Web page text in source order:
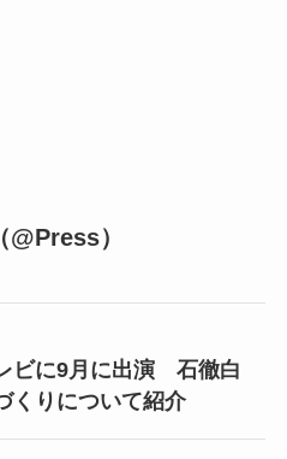
）
ビに9月に出演 石徹白
くりについて紹介